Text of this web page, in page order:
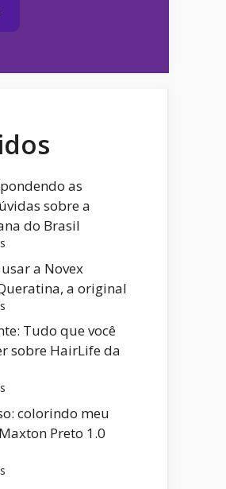
as
sobre a
do Brasil
a Novex
a original
Tudo que você
sobre HairLife da
colorindo meu
Preto 1.0